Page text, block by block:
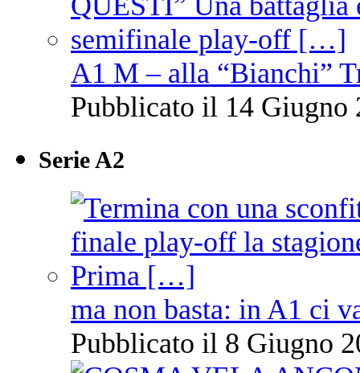
A1 M – alla “Bianchi”
Pubblicato il 14 Giugno
Serie A2
ma non basta: in A1 ci
Pubblicato il 8 Giugno